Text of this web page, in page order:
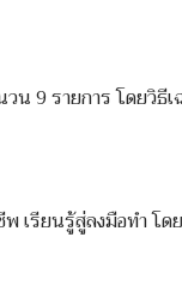
9 รายการ โดยวิธีเฉ
รียนรู้สู่ลงมือทำ โดย